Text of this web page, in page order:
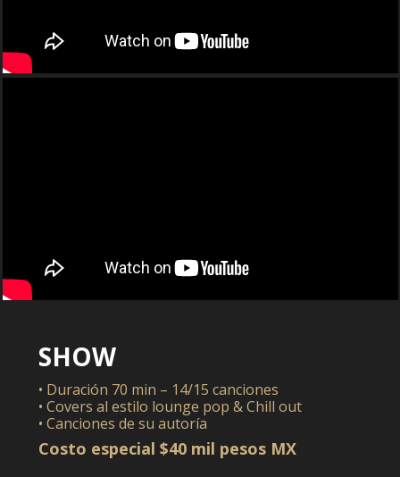
SHOW
• Duración 70 min – 14/15 canciones
• Covers al estilo lounge pop & Chill out
• Canciones de su autoría
Costo especial $40 mil pesos MX